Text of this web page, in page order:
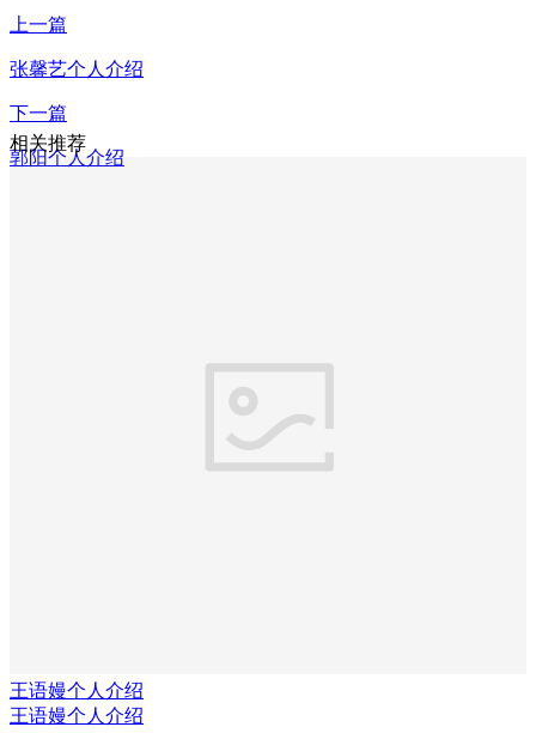
上一篇
张馨艺个人介绍
下一篇
郭阳个人介绍
相关推荐
王语嫚个人介绍
王语嫚个人介绍